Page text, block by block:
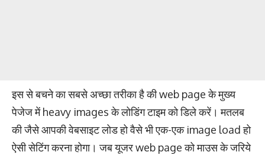
इस से बचने का सबसे अच्छा तरीका है की web page के मुख्य
पेजेज में heavy images के लोडिंग टाइम को डिले करें। मतलब
की जैसे आपकी वेबसाइट लोड हो वैसे भी एक-एक image load हो
ऐसी सेटिंग करना होगा। जब यूजर web page को माउस के जरिये